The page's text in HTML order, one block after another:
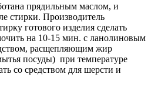
прядильным маслом, и
стирки. Производитель
готового изделия сделать
на 10-15 мин. с ланолиновым
расщепляющим жир
посуды) при температуре
со средством для шерсти и